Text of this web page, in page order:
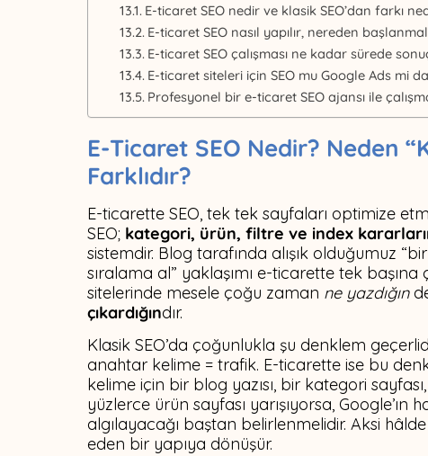
E-ticaret SEO nedir ve klasik SEO’dan farkı
E-ticaret SEO nasıl yapılır, nereden
E-ticaret SEO çalışması ne kadar sürede
E-ticaret siteleri için SEO mu Google Ads mi
Profesyonel bir e-ticaret SEO ajansı ile
E-Ticaret SEO Nedir? Neden
Farklıdır?
E-ticarette SEO, tek tek sayfaları optimize
SEO; kategori, ürün, filtre ve index
sistemdir. Blog tarafında alışık olduğumuz
sıralama al” yaklaşımı e-ticarette tek
sitelerinde mesele çoğu zaman ne yazdığın
çıkardığındır.
Klasik SEO’da çoğunlukla şu denklem
anahtar kelime = trafik. E-ticarette ise bu
kelime için bir blog yazısı, bir kategori
yüzlerce ürün sayfası yarışıyorsa, Google’ın
algılayacağı baştan belirlenmelidir. Aksi
eden bir yapıya dönüşür.